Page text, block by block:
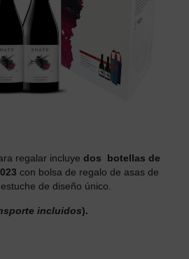
regalar incluye dos botellas de
con bolsa de regalo de asas de
de diseño único.
incluidos).